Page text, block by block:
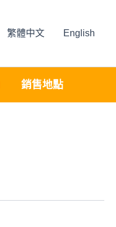
繁體中文 English
銷售地點